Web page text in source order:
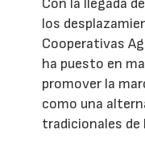
Con la llegada
los
Cooperativas
ha puesto en
promover la
como una
tradicionales de